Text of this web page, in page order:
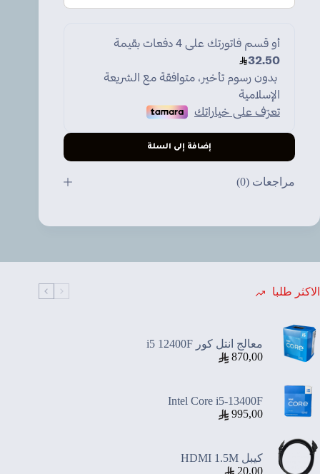
إضافة إلى السلة
مراجعات (0)
الاكثر طلبا
معالج انتل كور i5 12400F
870,00
Intel Core i5-13400F
995,00
كيبل HDMI 1.5M
20,00